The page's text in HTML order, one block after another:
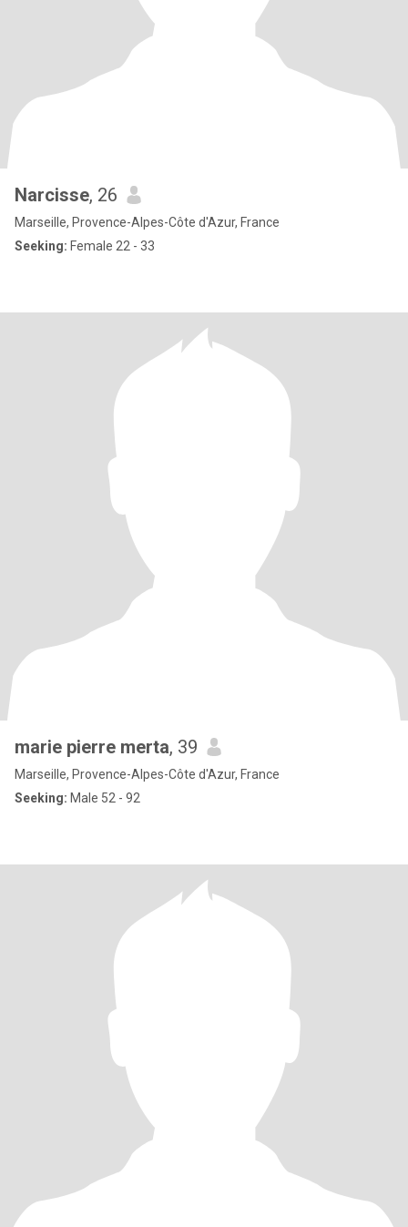
Narcisse, 26
Marseille, Provence-Alpes-Côte d'Azur, France
Seeking: Female 22 - 33
marie pierre merta, 39
Marseille, Provence-Alpes-Côte d'Azur, France
Seeking: Male 52 - 92